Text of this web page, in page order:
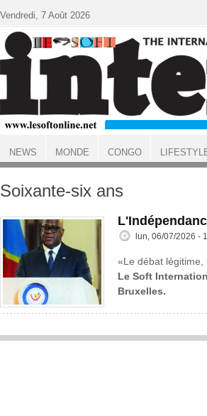
ACCUEIL
Soixante-six ans
lun, 06/07/2026 -
«Le débat
Le Soft
Bruxelles.
Vendredi, 7 Août 2026
NEWS MONDE CONGO